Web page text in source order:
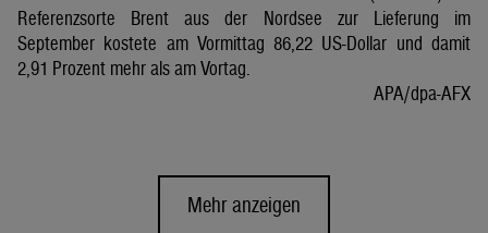
Referenzsorte Brent aus der Nordsee zur Lieferung im
September kostete am Vormittag 86,22 US-Dollar und damit
2,91 Prozent mehr als am Vortag.
APA/dpa-AFX
Mehr anzeigen